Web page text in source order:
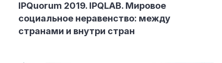
IPQuorum 2019. IPQLAB. Мировое
социальное неравенство: между
странами и внутри стран